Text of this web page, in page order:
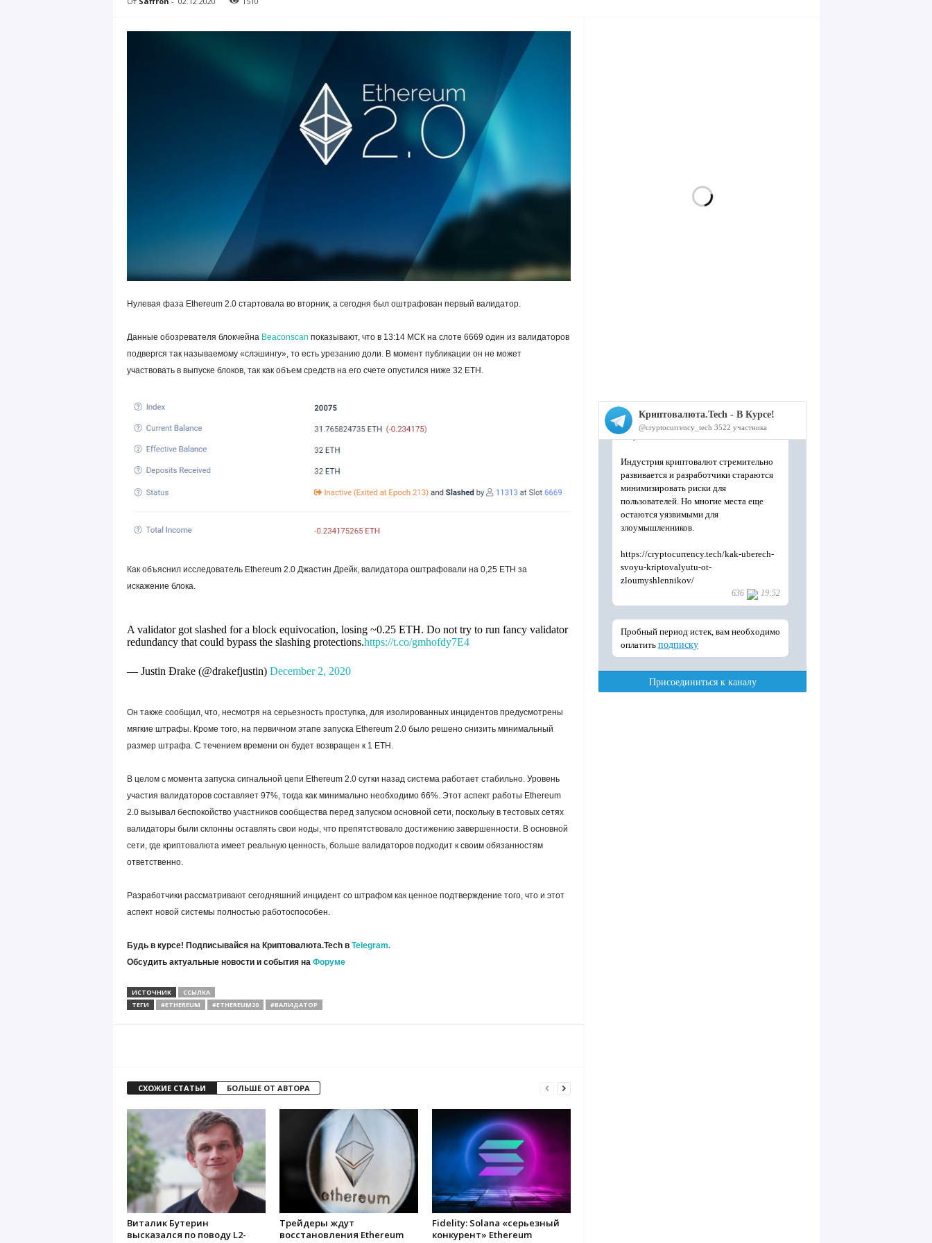
Нулевая фаза Ethereum 2.0 стартовала во вторник, а сегодня был оштрафован первый валидатор.
Данные обозревателя блокчейна Beaconscan показывают, что в 13:14 МСК на слоте 6669 один из валидаторов
подвергся так называемому «слэшингу», то есть урезанию доли. В момент публикации он не может
участвовать в выпуске блоков, так как объем средств на его счете опустился ниже 32 ETH.
Как объяснил исследователь Ethereum 2.0 Джастин Дрейк, валидатора оштрафовали на 0,25 ETH за
искажение блока.
A validator got slashed for a block equivocation, losing ~0.25 ETH. Do not try to run fancy validator
redundancy that could bypass the slashing protections.https://t.co/gmhofdy7E4
— Justin Ðrake (@drakefjustin) December 2, 2020
Он также сообщил, что, несмотря на серьезность проступка, для изолированных инцидентов предусмотрены
мягкие штрафы. Кроме того, на первичном этапе запуска Ethereum 2.0 было решено снизить минимальный
размер штрафа. С течением времени он будет возвращен к 1 ETH.
В целом с момента запуска сигнальной цепи Ethereum 2.0 сутки назад система работает стабильно. Уровень
участия валидаторов составляет 97%, тогда как минимально необходимо 66%. Этот аспект работы Ethereum
2.0 вызывал беспокойство участников сообщества перед запуском основной сети, поскольку в тестовых сетях
валидаторы были склонны оставлять свои ноды, что препятствовало достижению завершенности. В основной
сети, где криптовалюта имеет реальную ценность, больше валидаторов подходит к своим обязанностям
ответственно.
Разработчики рассматривают сегодняшний инцидент со штрафом как ценное подтверждение того, что и этот
аспект новой системы полностью работоспособен.
Будь в курсе! Подписывайся на Криптовалюта.Tech в Telegram.
Обсудить актуальные новости и события на Форуме
ИСТОЧНИК
ССЫЛКА
ТЕГИ
#ETHEREUM #ETHEREUM20 #ВАЛИДАТОР
СХОЖИЕ СТАТЬИ БОЛЬШЕ ОТ АВТОРА
Виталик Бутерин
высказался по поводу L2-
Трейдеры ждут
восстановления Ethereum
Fidelity: Solana «серьезный
конкурент» Ethereum